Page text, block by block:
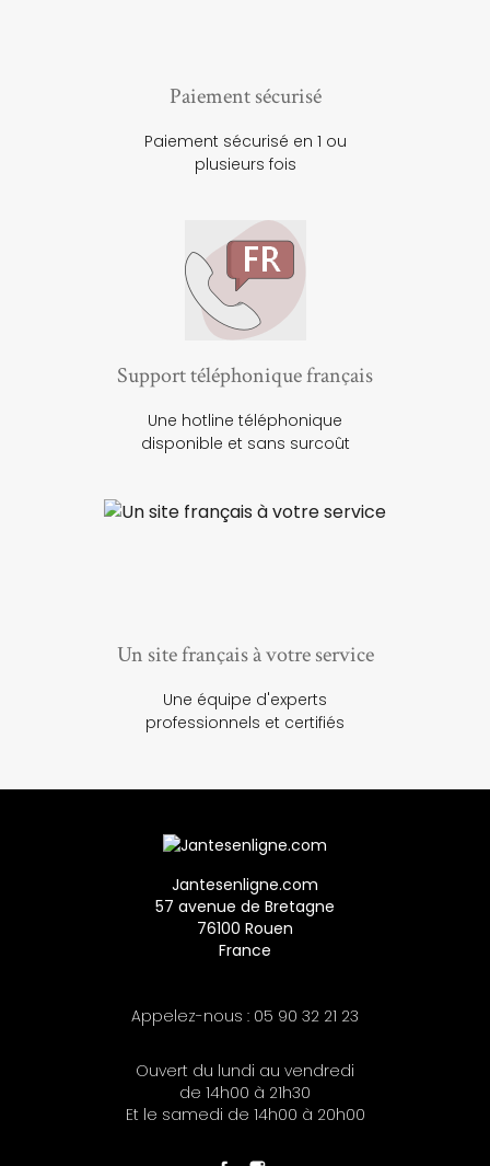
Paiement sécurisé
Paiement sécurisé en 1 ou
plusieurs fois
Support téléphonique français
Une hotline téléphonique
disponible et sans surcoût
Un site français à votre service
Une équipe d'experts
professionnels et certifiés
Jantesenligne.com
57 avenue de Bretagne
76100 Rouen
France
Appelez-nous : 05 90 32 21 23
Ouvert du lundi au vendredi
de 14h00 à 21h30
Et le samedi de 14h00 à 20h00